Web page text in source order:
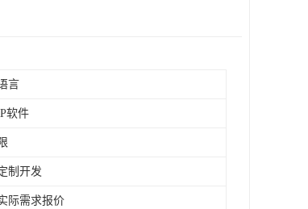
言
软件
制开发
际需求报价